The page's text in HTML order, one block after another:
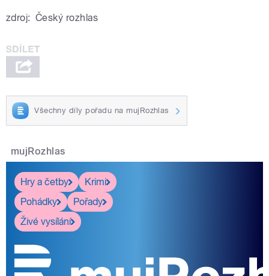
zdroj: Český rozhlas
Všechny díly pořadu na mujRozhlas
mujRozhlas
Hry a četby
Krimi
Pohádky
Pořady
Živé vysílání